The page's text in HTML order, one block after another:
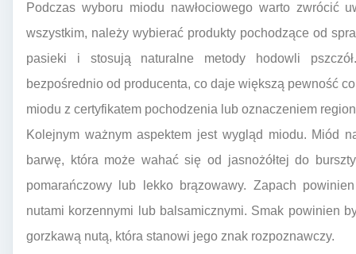
Podczas wyboru miodu nawłociowego warto zwrócić
wszystkim, należy wybierać produkty pochodzące od
pasieki i stosują naturalne metody hodowli
bezpośrednio od producenta, co daje większą pewność
miodu z certyfikatem pochodzenia lub oznaczeniem
Kolejnym ważnym aspektem jest wygląd miodu. Miód
barwę, która może wahać się od jasnożółtej do
pomarańczowy lub lekko brązowawy. Zapach
nutami korzennymi lub balsamicznymi. Smak powinien
gorzkawą nutą, która stanowi jego znak rozpoznawczy.